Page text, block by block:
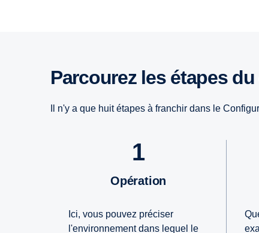
Parcourez les étapes
Il n'y a que huit étapes à franchir dans le
1
Opération
Ici, vous pouvez préciser
l'environnement dans lequel le